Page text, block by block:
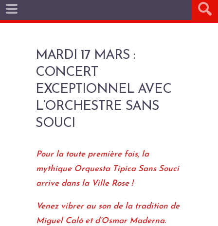
MARDI 17 MARS :
CONCERT
EXCEPTIONNEL AVEC
L’ORCHESTRE SANS
SOUCI
Pour la toute première fois, la
mythique Orquesta Típica Sans Souci
arrive dans la Ville Rose !
Venez vibrer au son de la tradition de
Miguel Caló et d’Osmar Maderna.